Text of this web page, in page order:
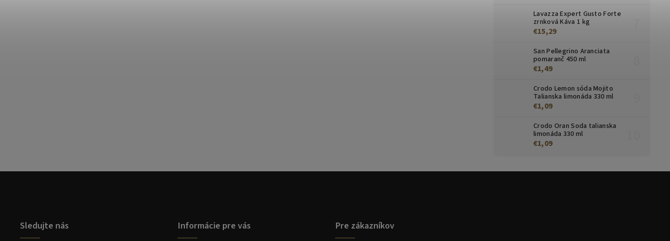
Lavazza Expert Gusto Forte
zrnková Káva 1 kg
€15,29
San Pellegrino Aranciata
pomaranč 450 ml
€1,49
Crodo Lemon sóda Mojito
Talianska limonáda 330 ml
€1,09
Crodo Oran Soda talianska
limonáda 330 ml
€1,09
Sledujte nás Informácie pre vás Pre zákazníkov